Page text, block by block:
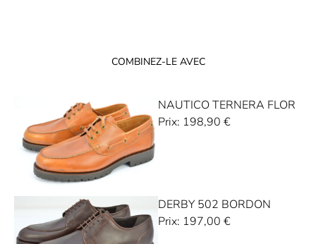
COMBINEZ-LE AVEC
NAUTICO TERNERA FLOR
Prix: 198,90 €
DERBY 502 BORDON
Prix: 197,00 €